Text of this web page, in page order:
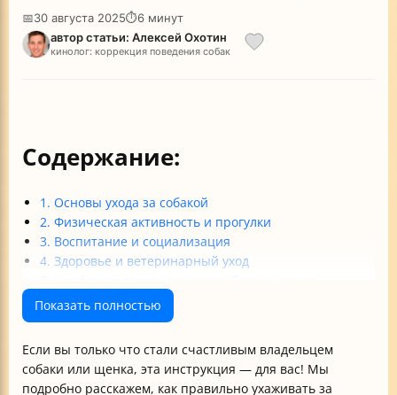
📅30 августа 2025⏱6 минут
автор статьи: Алексей Охотин
кинолог: коррекция поведения собак
Содержание:
1. Основы ухода за собакой
2. Физическая активность и прогулки
3. Воспитание и социализация
4. Здоровье и ветеринарный уход
Итог
Показать полностью
Если вы только что стали счастливым владельцем
собаки или щенка, эта инструкция — для вас! Мы
подробно расскажем, как правильно ухаживать за